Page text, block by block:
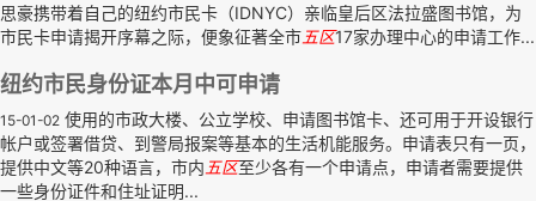
思豪携带着自己的纽约市民卡（IDNYC）亲临皇后区法拉盛图书馆，为
市民卡申请揭开序幕之际，便象征著全市 五区17家办理中心的申请工作...
纽约市民身份证本月中可申请
15-01-02 使用的市政大楼、公立学校、申请图书馆卡、还可用于开设银行
帐户或签署借贷、到警局报案等基本的生活机能服务。申请表只有一页，
提供中文等20种语言，市内 五区至少各有一个申请点，申请者需要提供
一些身份证件和住址证明...